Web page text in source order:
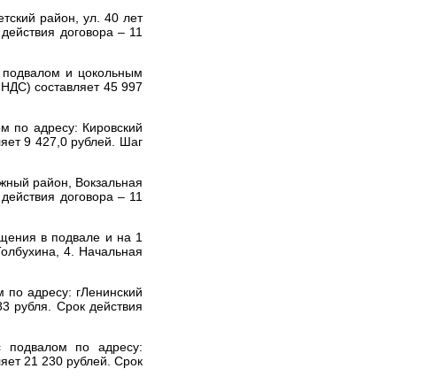
район, ул. 40 лет
договора – 11
и цокольным
составляет 45 997
по адресу: Кировский
9 427,0 рублей. Шаг
район, Вокзальная
договора – 11
в подвале и на 1
4. Начальная
адресу: гЛенинский
рубля. Срок действия
по адресу:
21 230 рублей. Срок